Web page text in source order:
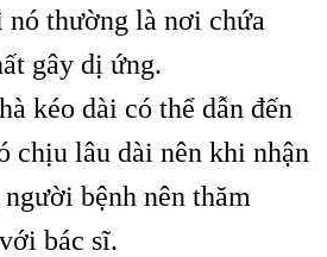
thường là nơi chứa
gây dị ứng.
kéo dài có thể dẫn đến
chịu lâu dài nên khi nhận
bệnh nên thăm
bác sĩ.